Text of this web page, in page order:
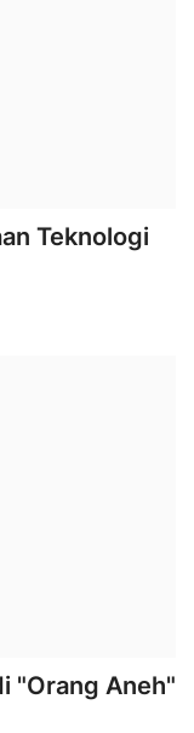
Teknologi
"Orang Aneh"